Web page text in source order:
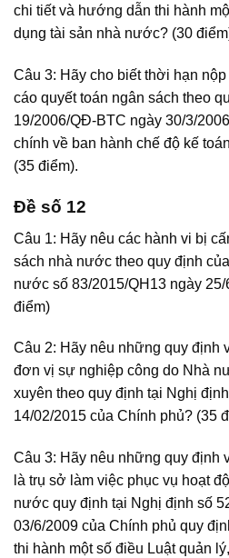
chi tiết và hướng dẫn thi hành
dụng tài sản nhà nước? (30
Câu 3: Hãy cho biết thời hạn
cáo quyết toán ngân sách theo
19/2006/QĐ-BTC ngày 30/3/
chính về ban hành chế độ kế
(35 điểm).
Đề số 12
Câu 1: Hãy nêu các hành vi bị
sách nhà nước theo quy định
nước số 83/2015/QH13 ngày
điểm)
Câu 2: Hãy nêu những quy định
đơn vị sự nghiệp công do Nhà
xuyên theo quy định tại Nghị
14/02/2015 của Chính phủ? (35
Câu 3: Hãy nêu những quy định
là trụ sở làm việc phục vụ hoạt
nước quy định tại Nghị định số
03/6/2009 của Chính phủ quy
thi hành một số điều Luật quản